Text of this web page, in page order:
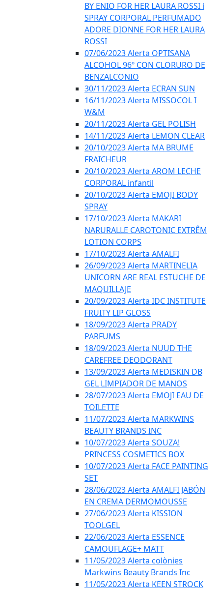
BY ENIO FOR HER LAURA ROSSI i
SPRAY CORPORAL PERFUMADO
ADORE DIONNE FOR HER LAURA
ROSSI
07/06/2023 Alerta OPTISANA
ALCOHOL 96º CON CLORURO DE
BENZALCONIO
30/11/2023 Alerta ECRAN SUN
16/11/2023 Alerta MISSOCOL I
W&M
20/11/2023 Alerta GEL POLISH
14/11/2023 Alerta LEMON CLEAR
20/10/2023 Alerta MA BRUME
FRAICHEUR
20/10/2023 Alerta AROM LECHE
CORPORAL infantil
20/10/2023 Alerta EMOJI BODY
SPRAY
17/10/2023 Alerta MAKARI
NARURALLE CAROTONIC EXTRÊM
LOTION CORPS
17/10/2023 Alerta AMALFI
26/09/2023 Alerta MARTINELIA
UNICORN ARE REAL ESTUCHE DE
MAQUILLAJE
20/09/2023 Alerta IDC INSTITUTE
FRUITY LIP GLOSS
18/09/2023 Alerta PRADY
PARFUMS
18/09/2023 Alerta NUUD THE
CAREFREE DEODORANT
13/09/2023 Alerta MEDISKIN DB
GEL LIMPIADOR DE MANOS
28/07/2023 Alerta EMOJI EAU DE
TOILETTE
11/07/2023 Alerta MARKWINS
BEAUTY BRANDS INC
10/07/2023 Alerta SOUZA!
PRINCESS COSMETICS BOX
10/07/2023 Alerta FACE PAINTING
SET
28/06/2023 Alerta AMALFI JABÓN
EN CREMA DERMOMOUSSE
27/06/2023 Alerta KISSION
TOOLGEL
22/06/2023 Alerta ESSENCE
CAMOUFLAGE+ MATT
11/05/2023 Alerta colònies
Markwins Beauty Brands Inc
11/05/2023 Alerta KEEN STROCK